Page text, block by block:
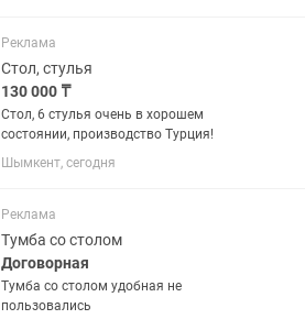
Реклама
Стол, стулья
130 000 ₸
Стол, 6 стулья очень в хорошем
состоянии, производство Турция!
Шымкент, сегодня
Реклама
Тумба со столом
Договорная
Тумба со столом удобная не
пользовались